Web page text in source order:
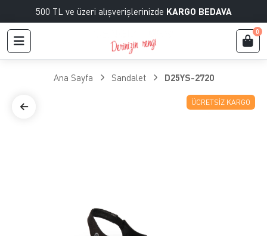
500 TL ve üzeri alışverişlerinizde KARGO BEDAVA
0
Ana Sayfa Sandalet D25YS-2720
ÜCRETSIZ KARGO